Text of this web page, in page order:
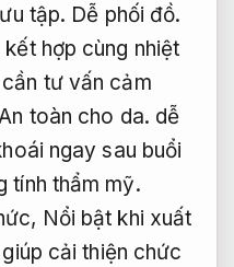
tập. Dễ phối đồ.
hợp cùng nhiệt
tư vấn cảm
toàn cho da. dễ
ngay sau buổi
tính thẩm mỹ.
Nổi bật khi xuất
cải thiện chức